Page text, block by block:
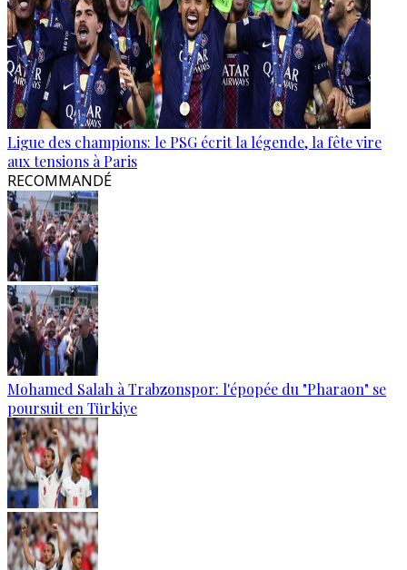
Ligue des champions: le PSG écrit la légende, la fête vire
aux tensions à Paris
RECOMMANDÉ
Mohamed Salah à Trabzonspor: l'épopée du "Pharaon" se
poursuit en Türkiye